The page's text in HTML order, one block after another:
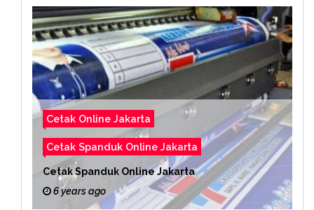
Cetak Online Jakarta
Cetak Spanduk Online Jakarta
Cetak Spanduk Online Jakarta
6 years ago